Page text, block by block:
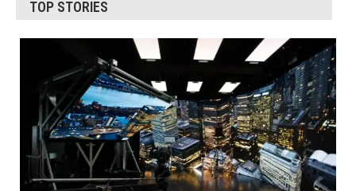
TOP STORIES